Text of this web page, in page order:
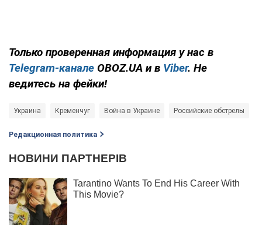
Только проверенная информация у нас в
Telegram-канале OBOZ.UA и в Viber. Не
ведитесь на фейки!
Украина Кременчуг Война в Украине Российские обстрелы
Редакционная политика